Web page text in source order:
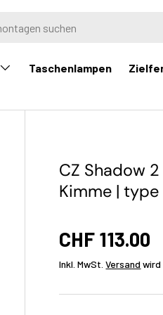
Taschenlampen
CZ Shadow
Kimme | type
CHF 113.00
Inkl. MwSt.Versand wird